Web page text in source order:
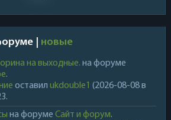
| новые
на выходные. на форуме
.
оставил ukdouble1 (2026-08-08 в
на форуме Сайт и форум.